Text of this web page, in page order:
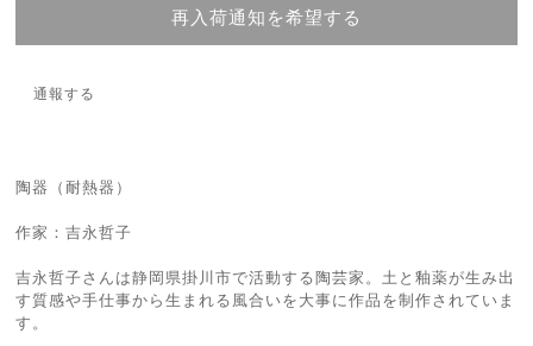
再入荷通知を希望する
通報する
陶器（耐熱器）
作家：吉永哲子
吉永哲子さんは静岡県掛川市で活動する陶芸家。土と釉薬が生み出
す質感や手仕事から生まれる風合いを大事に作品を制作されていま
す。